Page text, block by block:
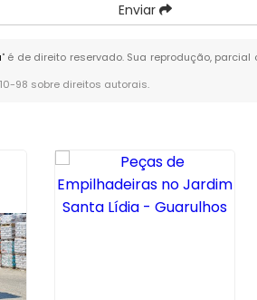
Enviar
" é de direito reservado. Sua reprodução,
98 sobre direitos autorais.